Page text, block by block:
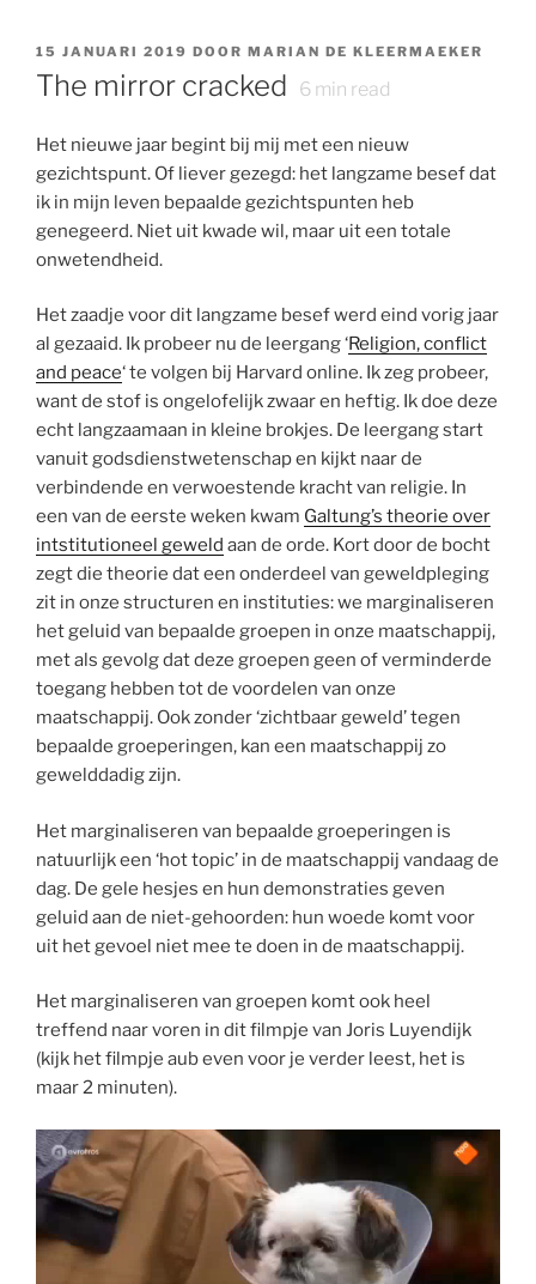
GEPLAATST
OP
15 JANUARI 2019 DOOR MARIAN DE KLEERMAEKER
The mirror cracked 6 min read
Het nieuwe jaar begint bij mij met een nieuw
gezichtspunt. Of liever gezegd: het langzame besef dat
ik in mijn leven bepaalde gezichtspunten heb
genegeerd. Niet uit kwade wil, maar uit een totale
onwetendheid.
Het zaadje voor dit langzame besef werd eind vorig jaar
al gezaaid. Ik probeer nu de leergang ‘Religion, conflict
and peace‘ te volgen bij Harvard online. Ik zeg probeer,
want de stof is ongelofelijk zwaar en heftig. Ik doe deze
echt langzaamaan in kleine brokjes. De leergang start
vanuit godsdienstwetenschap en kijkt naar de
verbindende en verwoestende kracht van religie. In
een van de eerste weken kwam Galtung’s theorie over
intstitutioneel geweld aan de orde. Kort door de bocht
zegt die theorie dat een onderdeel van geweldpleging
zit in onze structuren en instituties: we marginaliseren
het geluid van bepaalde groepen in onze maatschappij,
met als gevolg dat deze groepen geen of verminderde
toegang hebben tot de voordelen van onze
maatschappij. Ook zonder ‘zichtbaar geweld’ tegen
bepaalde groeperingen, kan een maatschappij zo
gewelddadig zijn.
Het marginaliseren van bepaalde groeperingen is
natuurlijk een ‘hot topic’ in de maatschappij vandaag de
dag. De gele hesjes en hun demonstraties geven
geluid aan de niet-gehoorden: hun woede komt voor
uit het gevoel niet mee te doen in de maatschappij.
Het marginaliseren van groepen komt ook heel
treffend naar voren in dit filmpje van Joris Luyendijk
(kijk het filmpje aub even voor je verder leest, het is
maar 2 minuten).